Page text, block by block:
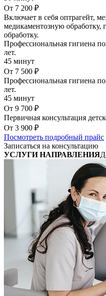
От 7 200 ₽
Включает в себя оптрагейт,
медикаментозную
обработку.
Профессиональная гигиена
лет.
45 минут
От 7 500 ₽
Профессиональная гигиена
лет.
45 минут
От 9 700 ₽
Первичная консультация
От 3 900 ₽
Посмотреть подробный прайс
Записаться на консультацию
УСЛУГИ НАПРАВЛЕНИЯ